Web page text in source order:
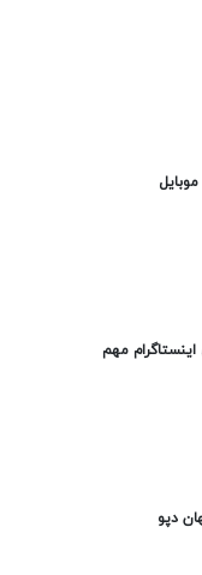
مهم
دپو